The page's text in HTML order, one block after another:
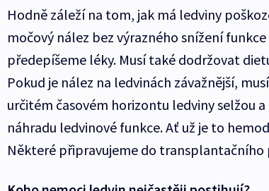
Hodně záleží na tom, jak má ledviny
močový nález bez výrazného snížení
předepíšeme léky. Musí také dodržovat
Pokud je nález na ledvinách závažnější,
určitém časovém horizontu ledviny selžou
náhradu ledvinové funkce. Ať už je to
Některé připravujeme do transplantačního